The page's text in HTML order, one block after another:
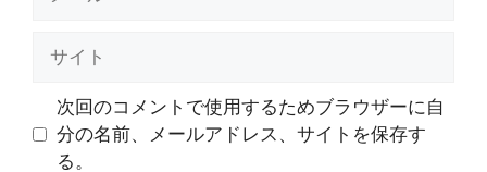
次回のコメントで使用するためブラウザーに自
分の名前、メールアドレス、サイトを保存す
る。